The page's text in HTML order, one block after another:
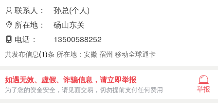
联系人：
孙总(个人)
所在地：
砀山东关
电话：
13500588252
共发布信息(1)条 所在地：安徽 宿州 移动全球通卡
如遇无效、虚假、诈骗信息，请立即举报
为了您的资金安全，请见面交易，切勿提前支付任何费用 举报